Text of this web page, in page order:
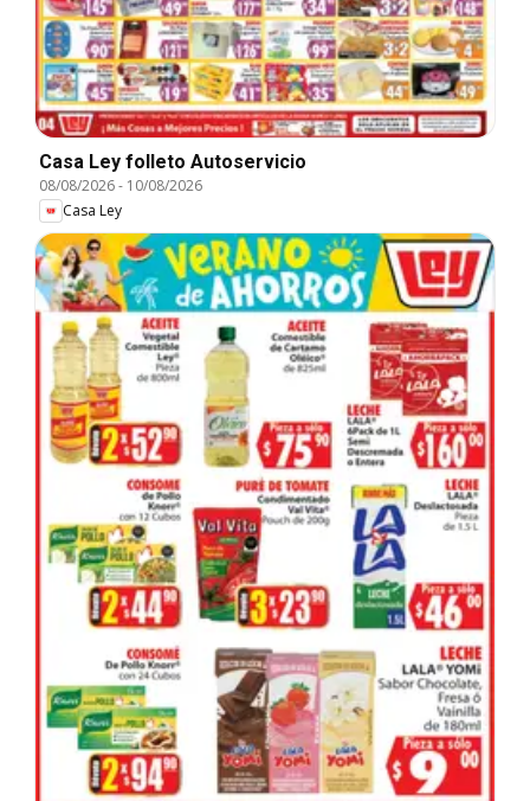
Casa Ley folleto Autoservicio
08/08/2026- 10/08/2026
Casa Ley